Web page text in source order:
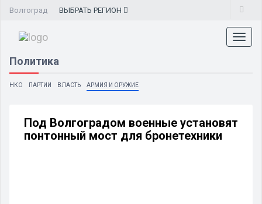
Волгоград ВЫБРАТЬ РЕГИОН
Политика
НКО ПАРТИИ ВЛАСТЬ АРМИЯ И ОРУЖИЕ
Под Волгоградом военные установят
понтонный мост для бронетехники